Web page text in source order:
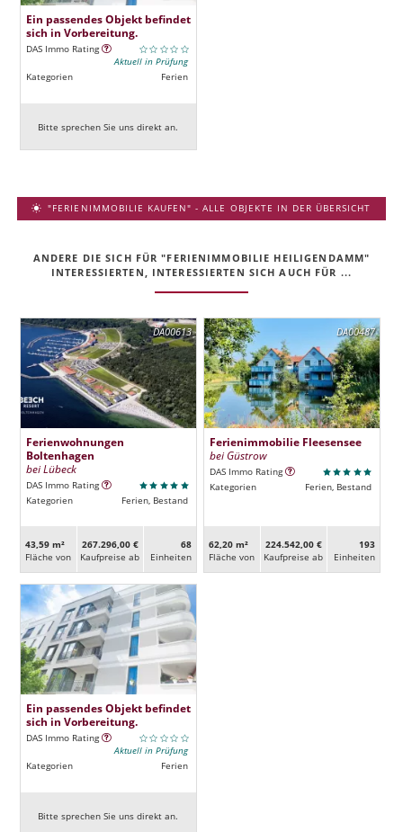
Ein passendes Objekt befindet
sich in Vorbereitung.
DAS Immo Rating
Aktuell in Prüfung
Kategorien
Ferien
Bitte sprechen Sie uns direkt an.
"FERIENIMMOBILIE KAUFEN" - ALLE OBJEKTE IN DER ÜBERSICHT
ANDERE DIE SICH FÜR "FERIENIMMOBILIE HEILIGENDAMM"
INTERESSIERTEN, INTERESSIERTEN SICH AUCH FÜR ...
DA00613
Ferienwohnungen
Boltenhagen
bei Lübeck
DAS Immo Rating
Kategorien
Ferien, Bestand
43,59 m²
Fläche von
267.296,00 €
Kaufpreise ab
68
Ein­heiten
DA00487
Ferienimmobilie Fleesensee
bei Güstrow
DAS Immo Rating
Kategorien
Ferien, Bestand
62,20 m²
Fläche von
224.542,00 €
Kaufpreise ab
193
Ein­heiten
Ein passendes Objekt befindet
sich in Vorbereitung.
DAS Immo Rating
Aktuell in Prüfung
Kategorien
Ferien
Bitte sprechen Sie uns direkt an.